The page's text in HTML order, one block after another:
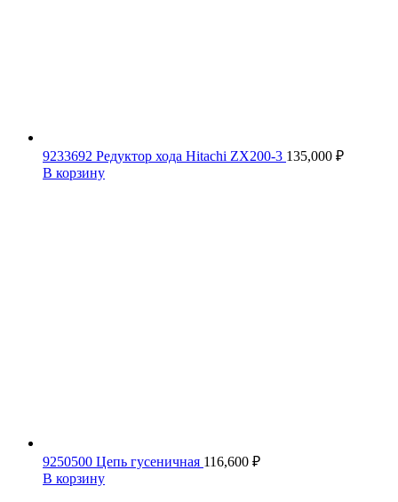
9233692 Редуктор хода Hitachi ZX200-3 135,000 ₽
В корзину
9250500 Цепь гусеничная 116,600 ₽
В корзину